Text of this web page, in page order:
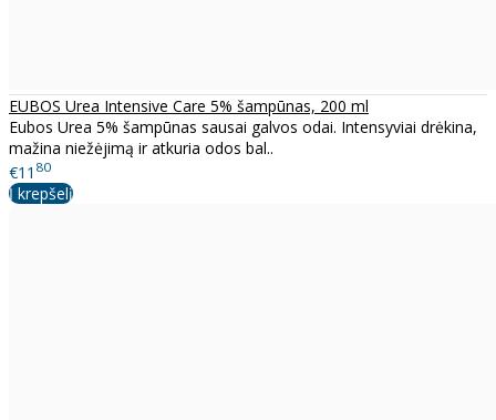
EUBOS Urea Intensive Care 5% šampūnas, 200 ml
Eubos Urea 5% šampūnas sausai galvos odai. Intensyviai drėkina,
mažina niežėjimą ir atkuria odos bal..
€11 80
Į krepšelį